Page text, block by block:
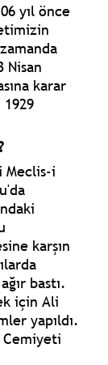
yıl önce
Nisan
karar
1929
Meclis-i
karşın
bastı.
için Ali
yapıldı.
Cemiyeti